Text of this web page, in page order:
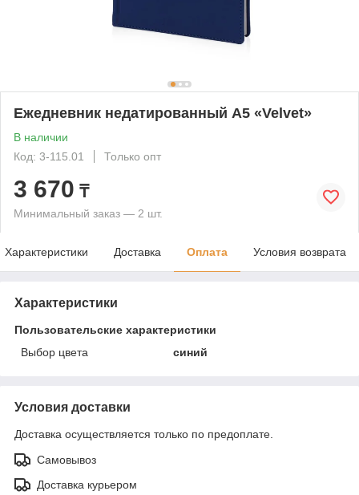
Ежедневник недатированный А5 «Velvet»
В наличии
Код: 3-115.01
Только опт
3 670 ₸
Минимальный заказ — 2 шт.
Характеристики Доставка Оплата Условия возврата
Характеристики
Пользовательские характеристики
Выбор цвета
синий
Условия доставки
Доставка осуществляется только по предоплате.
Самовывоз
Доставка курьером